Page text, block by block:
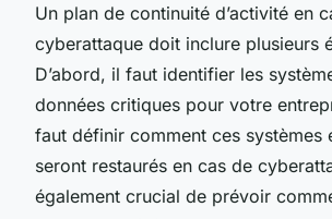
Un plan de continuité d’activité en
cyberattaque doit inclure plusieurs
D’abord, il faut identifier les
données critiques pour votre
faut définir comment ces systèmes
seront restaurés en cas de
également crucial de prévoir